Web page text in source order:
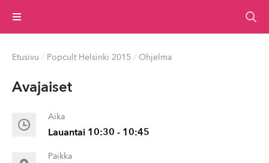
Valikko
Etusivu / Popcult Helsinki 2015 / Ohjelma
Avajaiset
Aika
Lauantai 10:30 - 10:45
Paikka